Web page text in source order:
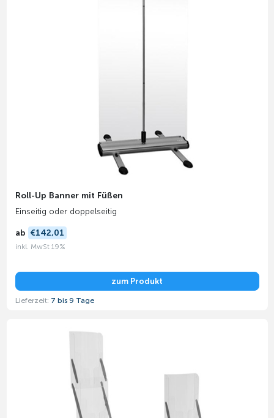
Roll-Up Banner mit Füßen
Einseitig oder doppelseitig
ab €142,01
inkl. MwSt 19%
zum Produkt
Lieferzeit: 7 bis 9 Tage